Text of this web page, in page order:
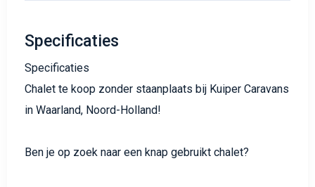
Specificaties
Specificaties
Chalet te koop zonder staanplaats bij Kuiper Caravans
in Waarland, Noord-Holland!
Ben je op zoek naar een knap gebruikt chalet?